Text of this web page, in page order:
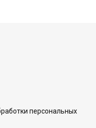
персональных